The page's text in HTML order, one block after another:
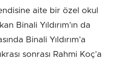
aite bir özel okul
Binali Yıldırım’ın da
Binali Yıldırım’a
sonrası Rahmi Koç’a